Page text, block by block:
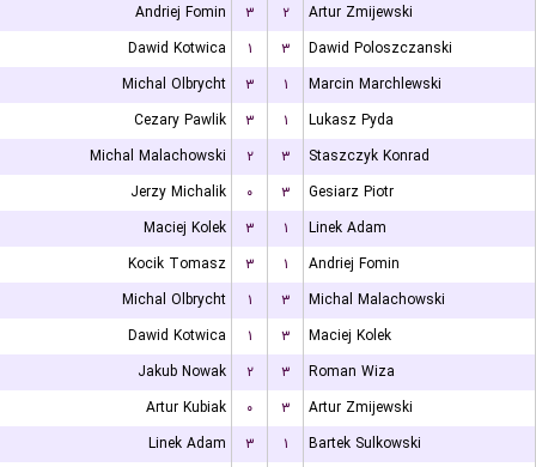
Andriej Fomin
۳ ۲
Artur Zmijewski
Dawid Kotwica
۱ ۳
Dawid Poloszczanski
Michal Olbrycht
۳ ۱
Marcin Marchlewski
Cezary Pawlik
۳ ۱
Lukasz Pyda
Michal Malachowski
۲ ۳
Staszczyk Konrad
Jerzy Michalik
۰ ۳
Gesiarz Piotr
Maciej Kolek
۳ ۱
Linek Adam
Kocik Tomasz
۳ ۱
Andriej Fomin
Michal Olbrycht
۱ ۳
Michal Malachowski
Dawid Kotwica
۱ ۳
Maciej Kolek
Jakub Nowak
۲ ۳
Roman Wiza
Artur Kubiak
۰ ۳
Artur Zmijewski
Linek Adam
۳ ۱ Bartek Sulkowski